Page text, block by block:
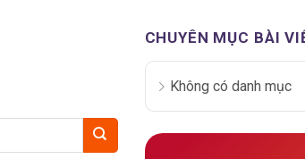
CHUYÊN MỤC BÀI
Không có danh mục